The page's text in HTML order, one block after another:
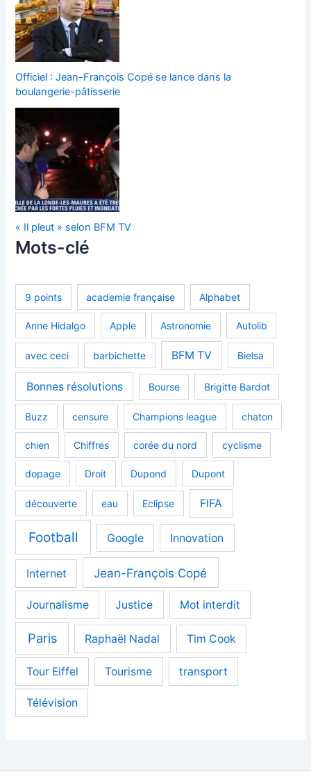
Officiel : Jean-François Copé se lance dans la
boulangerie-pâtisserie
« Il pleut » selon BFM TV
Mots-clé
9 points academie française Alphabet
Anne Hidalgo Apple Astronomie Autolib
avec ceci barbichette BFM TV Bielsa
Bonnes résolutions Bourse Brigitte Bardot
Buzz censure Champions league chaton
chien Chiffres corée du nord cyclisme
dopage Droit Dupond Dupont
découverte eau Eclipse FIFA
Football Google Innovation
Internet Jean-François Copé
Journalisme Justice Mot interdit
Paris Raphaël Nadal Tim Cook
Tour Eiffel Tourisme transport
Télévision